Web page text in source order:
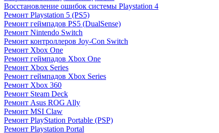
Восстановление ошибок системы Playstation 4
Ремонт Playstation 5 (PS5)
Ремонт геймпадов PS5 (DualSense)
Ремонт Nintendo Switch
Ремонт контроллеров Joy-Con Switch
Ремонт Xbox One
Ремонт геймпадов Xbox One
Ремонт Xbox Series
Ремонт геймпадов Xbox Series
Ремонт Xbox 360
Ремонт Steam Deck
Ремонт Asus ROG Ally
Ремонт MSI Claw
Ремонт PlayStation Portable (PSP)
Ремонт Playstation Portal